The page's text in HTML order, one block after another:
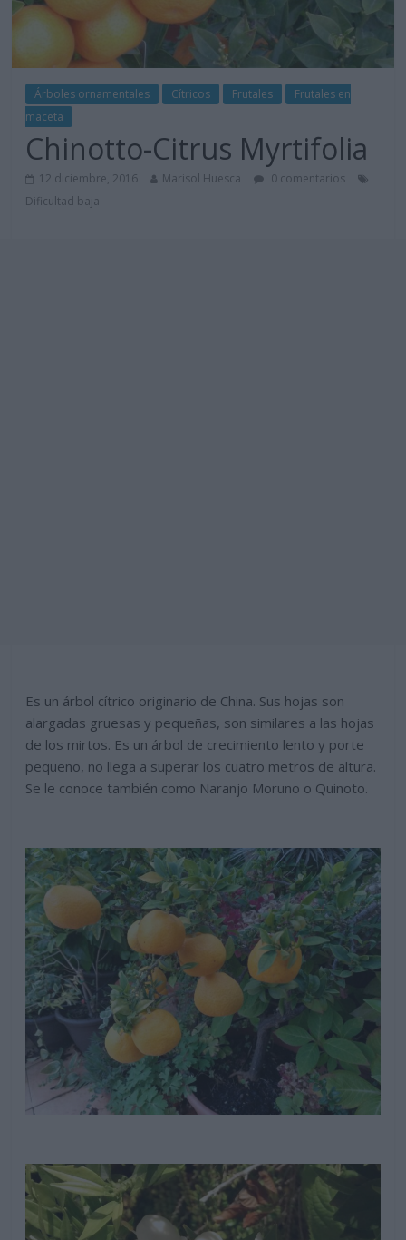
Árboles ornamentales Cítricos Frutales
Frutales en
maceta
Chinotto-Citrus Myrtifolia
12 diciembre, 2016 Marisol Huesca
0 comentarios
Dificultad baja
Es un árbol cítrico originario de China. Sus hojas son
alargadas gruesas y pequeñas, son similares a las hojas
de los mirtos. Es un árbol de crecimiento lento y porte
pequeño, no llega a superar los cuatro metros de altura.
Se le conoce también como Naranjo Moruno o Quinoto.